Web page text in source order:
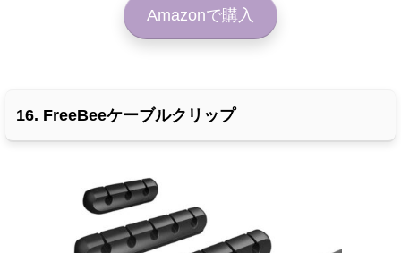
Amazonで購入
16. FreeBeeケーブルクリップ